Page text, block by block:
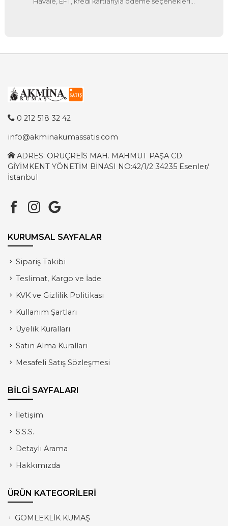
0 212 518 32 42
info@akminakumassatis.com
ADRES: ORUÇREİS MAH. MAHMUT PAŞA CD.
GİYİMKENT YÖNETİM BİNASI NO:42/1/2 34235 Esenler/
İstanbul
KURUMSAL SAYFALAR
Sipariş Takibi
Teslimat, Kargo ve İade
KVK ve Gizlilik Politikası
Kullanım Şartları
Üyelik Kuralları
Satın Alma Kuralları
Mesafeli Satış Sözleşmesi
BİLGİ SAYFALARI
İletişim
S.S.S.
Detaylı Arama
Hakkımızda
ÜRÜN KATEGORİLERİ
GÖMLEKLİK KUMAŞ